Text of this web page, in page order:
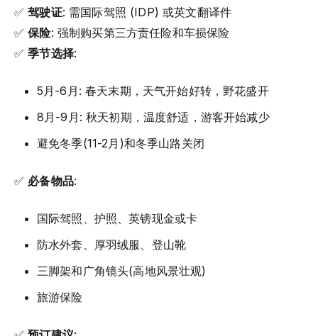
✅驾驶证: 需国际驾照 (IDP) 或英文翻译件
✅保险: 强制购买第三方责任险和车损保险
✅季节选择:
5月-6月: 春天末期，天气开始好转，野花盛开
8月-9月: 秋天初期，温度舒适，游客开始减少
避免冬季(11-2月)和冬季山路关闭
✅ 必备物品:
国际驾照、护照、英镑现金或卡
防水外套、厚羽绒服、登山靴
三脚架和广角镜头(高地风景壮观)
旅游保险